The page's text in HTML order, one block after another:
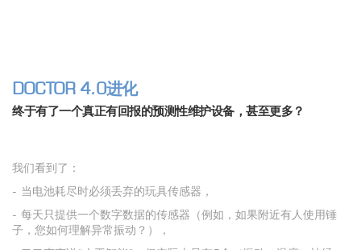
DOCTOR 4.0进化
终于有了一个真正有回报的预测性维护设备，甚至更多？
我们看到了：
- 当电池耗尽时必须丢弃的玩具传感器，
- 每天只提供一个数字数据的传感器（例如，如果附近有人使用锤
子，您如何理解异常振动？），